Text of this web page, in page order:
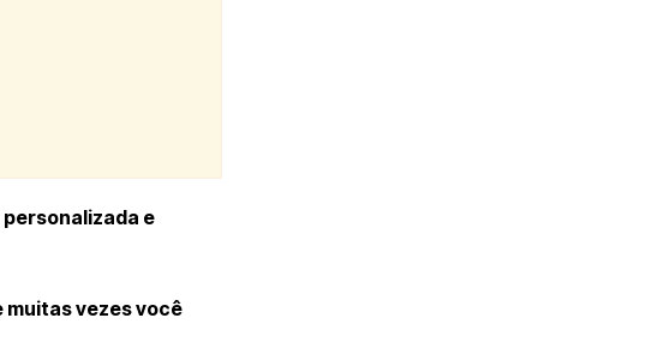
e
muitas vezes você